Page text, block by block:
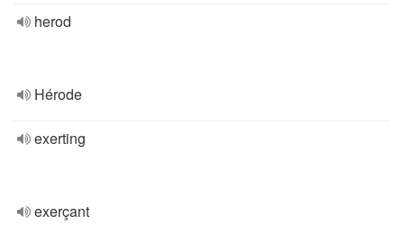
herod
Hérode
exerting
exerçant